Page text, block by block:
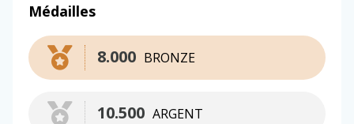
Médailles
BRONZE
8.000
ARGENT
10.500